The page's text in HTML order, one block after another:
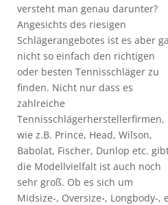
versteht man genau darunter?
Angesichts des riesigen
Schlägerangebotes ist es aber
nicht so einfach den richtigen
oder besten Tennisschläger zu
finden. Nicht nur dass es
zahlreiche
Tennisschlägerherstellerfirmen,
wie z.B. Prince, Head, Wilson,
Babolat, Fischer, Dunlop etc.
die Modellvielfalt ist auch noch
sehr groß. Ob es sich um
Midsize-, Oversize-, Longbody-,